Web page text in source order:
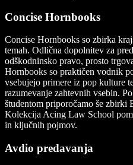
Concise Hornbooks
Concise Hornbooks so zbirka
temah. Odlična dopolnitev za
odškodninsko pravo, prosto
Hornbooks so praktičen vodnik
vsebujejo primere iz pop kulture
razumevanje zahtevnih vsebin.
študentom priporočamo še zbirki
KolekcijaAcing Law School
in ključnih pojmov.
Avdio predavanja